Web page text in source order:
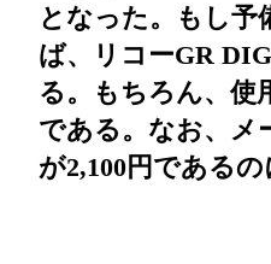
となった。もし予
ば、リコーGR
る。もちろん、使
である。なお、メ
が2,100円である